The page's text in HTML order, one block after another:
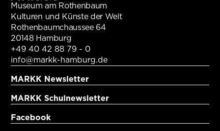
Museum am Rothenbaum
Kulturen und Künste der Welt
Rothenbaumchaussee 64
20148 Hamburg
+49 40 42 88 79 - 0
info@markk-hamburg.de
MARKK Newsletter
MARKK Schulnewsletter
Facebook